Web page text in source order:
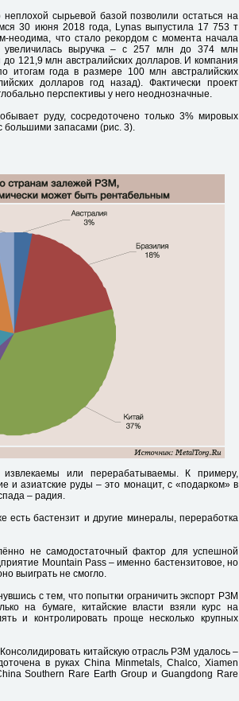
сырьевой базой позволили остаться на
30 июня 2018 года, Lynas выпустила 17 753 т
неодима, что стало рекордом с момента начала
увеличилась выручка – с 257 млн до 374 млн
121,9 млн австралийских долларов. И компания
итогам года в размере 100 млн австралийских
долларов год назад). Фактически проект
перспективы у него неоднозначные.
руду, сосредоточено только 3% мировых
большими запасами (рис. 3).
или перерабатываемы. К примеру,
и азиатские руды – это монацит, с «подарком» в
– радия.
бастензит и другие минералы, переработка
не самодостаточный фактор для успешной
Mountain Pass – именно бастензитовое, но
выиграть не смогло.
с тем, что попытки ограничить экспорт РЗМ
на бумаге, китайские власти взяли курс на
и контролировать проще несколько крупных
китайскую отрасль РЗМ удалось –
в руках China Minmetals, Chalco, Xiamen
Southern Rare Earth Group и Guangdong Rare